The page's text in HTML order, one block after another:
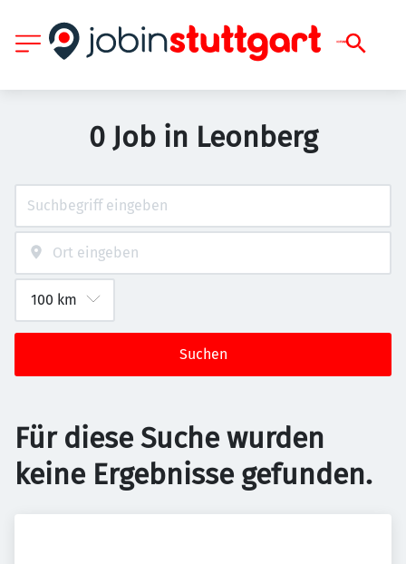
0 Job in Leonberg
Suchen
Für diese Suche wurden
keine Ergebnisse gefunden.